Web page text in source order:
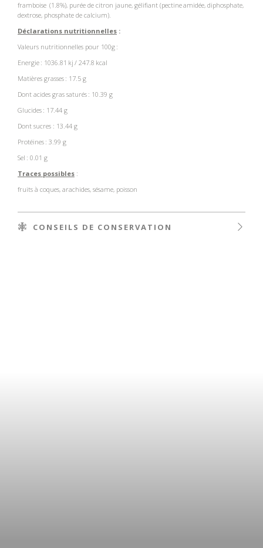
framboise (1.8%), purée de citron jaune, gélifiant (pectineamidée, diphosphate,
dextrose, phosphate de calcium).
Déclarations nutritionnelles :
Valeurs nutritionnelles pour 100g :
Energie : 1036.81 kj / 247.8 kcal
Matières grasses : 17.5 g
Dont acides gras saturés : 10.39 g
Glucides : 17.44 g
Dont sucres : 13.44 g
Protéines : 3.99 g
Sel : 0.01 g
Traces possibles :
fruits à coques, arachides, sésame, poisson
CONSEILS DE CONSERVATION